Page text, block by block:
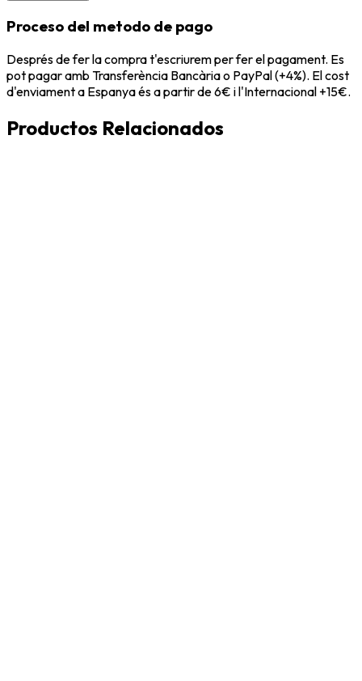
Proceso del metodo de pago
Després de fer la compra t'escriurem per fer el pagament. Es
pot pagar amb Transferència Bancària o PayPal (+4%). El cost
d'enviament a Espanya és a partir de 6€ i l'Internacional +15€.
Productos Relacionados